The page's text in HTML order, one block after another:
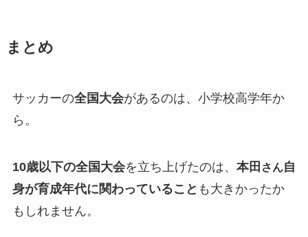
まとめ
サッカーの全国大会があるのは、小学校高学年か
ら。
10歳以下の全国大会を立ち上げたのは、 本田 さん自
身が育成年代に関わっていること も大きかったか
もしれません。